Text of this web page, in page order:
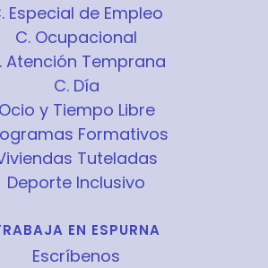
Especial de Empleo
C. Ocupacional
Atención Temprana
C. Día
Ocio y Tiempo Libre
Formativos
Tuteladas
Deporte Inclusivo
EN ESPURNA
Escríbenos